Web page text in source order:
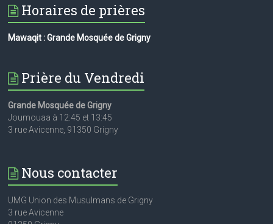
Horaires de prières
Mawaqit : Grande Mosquée de Grigny
Prière du Vendredi
Grande Mosquée de Grigny
Joumouaa à 12:45 et 13:45
3 rue Avicenne, 91350 Grigny
Nous contacter
UMG Union des Musulmans de Grigny
3 rue Avicenne